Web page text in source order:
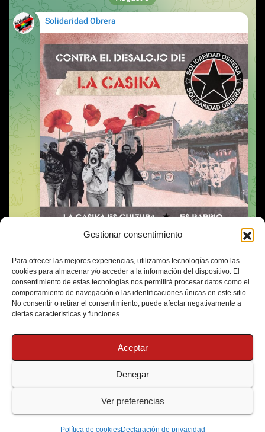
Gestionar consentimiento
Para ofrecer las mejores experiencias, utilizamos tecnologías como las
cookies para almacenar y/o acceder a la información del dispositivo. El
consentimiento de estas tecnologías nos permitirá procesar datos como el
comportamiento de navegación o las identificaciones únicas en este sitio.
No consentir o retirar el consentimiento, puede afectar negativamente a
ciertas características y funciones.
Aceptar
Denegar
Ver preferencias
Política de cookiesDeclaración de privacidad